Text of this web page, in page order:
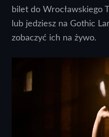
bilet do Wrocławskiego
lub jedziesz na Gothic
zobaczyć ich na żywo.